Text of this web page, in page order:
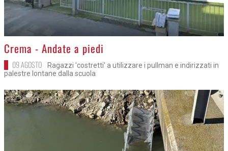
>
Crema - Andate a piedi
09 AGOSTO
Ragazzi 'costretti' a utilizzare i pullman e indirizzati in
palestre lontane dalla scuola